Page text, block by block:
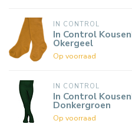
IN CONTROL
In Control
Okergeel
Op voorraad
IN CONTROL
In Control
Donkergroen
Op voorraad